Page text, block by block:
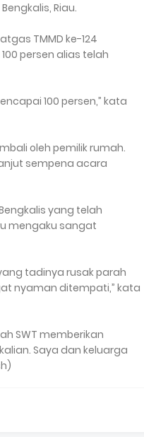
Riau.
TMMD ke-124
persen alias telah
100 persen,” kata
oleh pemilik rumah.
sempena acara
yang telah
mengaku sangat
tadinya rusak parah
nyaman ditempati,” kata
SWT memberikan
Saya dan keluarga